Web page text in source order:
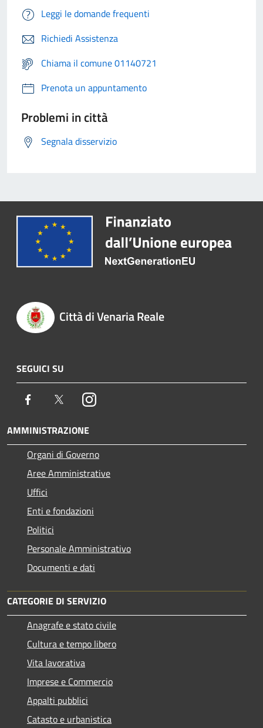
Leggi le domande frequenti
Richiedi Assistenza
Chiama il comune 01140721
Prenota un appuntamento
Problemi in città
Segnala disservizio
Città di Venaria Reale
SEGUICI SU
Facebook TwitterInstagram
AMMINISTRAZIONE
Organi di Governo
Aree Amministrative
Uffici
Enti e fondazioni
Politici
Personale Amministrativo
Documenti e dati
CATEGORIE DI SERVIZIO
Anagrafe e stato civile
Cultura e tempo libero
Vita lavorativa
Imprese e Commercio
Appalti pubblici
Catasto e urbanistica